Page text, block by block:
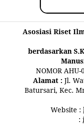
Asosiasi Riset
berdasarkan
NOMOR
Alamat : Jl.
Batursari, Kec.
Website :
: